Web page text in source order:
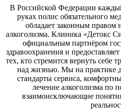
В Российской Федерации
руках полис обязательного
обладает законным правом
алкоголизма. Клиника «Детокс
официальным партнёром
здравоохранения и
тех, кто стремится вернуть себе
над жизнью. Мы на практике
стандарты сервиса,
лечение алкоголизма по
взаимоисключающие